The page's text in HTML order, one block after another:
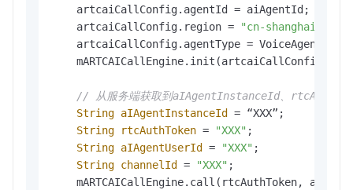
    artcaiCallConfig.agentId = aiAgentId;
    artcaiCallConfig.region =
"cn-shanghai"
    artcaiCallConfig.agentType = VoiceAgent;
    mARTCAICallEngine.init(artcaiCallConfig);
// 从服务端获取到aIAgentInstanceId、
String aIAgentInstanceId = “XXX”;
String
rtcAuthToken = "XXX" ;
String aIAgentUserId = "XXX" ;
String channelId = "XXX" ;
mARTCAICallEngine.call(rtcAuthToken,